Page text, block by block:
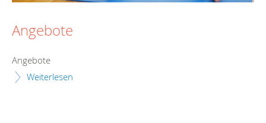
Angebote
Angebote
Weiterlesen